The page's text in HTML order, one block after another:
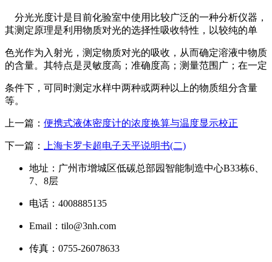
分光光度计是目前化验室中使用比较广泛的一种分析仪器，
其测定原理是利用物质对光的选择性吸收特性，以较纯的单
色光作为入射光，测定物质对光的吸收，从而确定溶液中物质
的含量。其特点是灵敏度高；准确度高；测量范围广；在一定
条件下，可同时测定水样中两种或两种以上的物质组分含量
等。
上一篇： 便携式液体密度计的浓度换算与温度显示校正
下一篇： 上海卡罗卡超电子天平说明书(二)
地址：广州市增城区低碳总部园智能制造中心B33栋6、
7、8层
电话：4008885135
Email：tilo@3nh.com
传真：0755-26078633